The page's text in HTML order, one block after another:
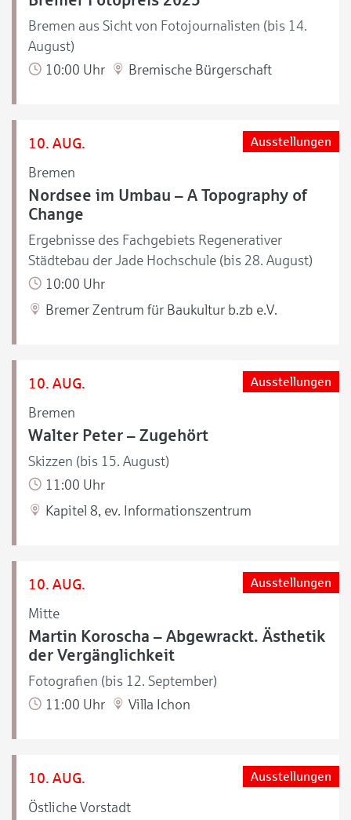
Bremen aus Sicht von Fotojournalisten (bis 14.
August)
10:00 Uhr
Bremische Bürgerschaft
10. AUG.
Bremen
Ausstellungen
Nordsee im Umbau – A Topography of
Change
Ergebnisse des Fachgebiets Regenerativer
Städtebau der Jade Hochschule (bis 28. August)
10:00 Uhr
Bremer Zentrum für Baukultur b.zb e.V.
10. AUG.
Bremen
Ausstellungen
Walter Peter – Zugehört
Skizzen (bis 15. August)
11:00 Uhr
Kapitel 8, ev. Informationszentrum
10. AUG.
Mitte
Ausstellungen
Martin Koroscha – Abgewrackt. Ästhetik
der Vergänglichkeit
Fotografien (bis 12. September)
11:00 Uhr
Villa Ichon
10. AUG.
Östliche Vorstadt
Ausstellungen